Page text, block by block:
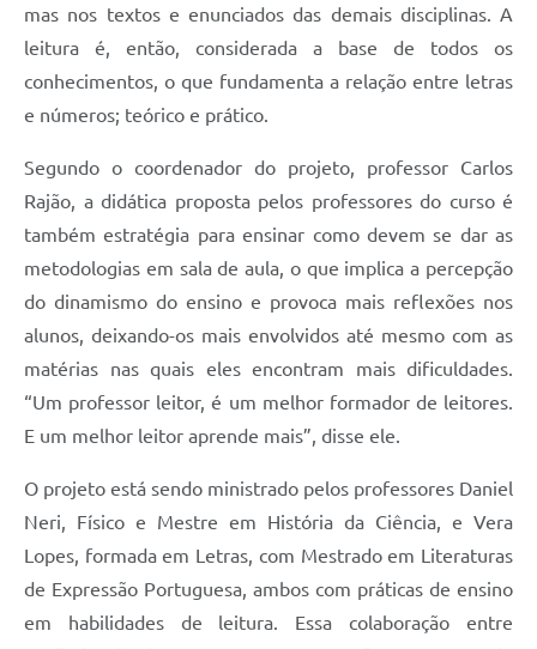
Galeria de Vídeos
Projetos
Serviços Online
Telefones Úteis
Diário Oficial
mas nos textos e enunciados das demais disciplinas. A
leitura é, então, considerada a base de todos os
conhecimentos, o que fundamenta a relação entre letras
e números; teórico e prático.
Segundo o coordenador do projeto, professor Carlos
Rajão, a didática proposta pelos professores do curso é
também estratégia para ensinar como devem se dar as
metodologias em sala de aula, o que implica a percepção
do dinamismo do ensino e provoca mais reflexões nos
alunos, deixando-os mais envolvidos até mesmo com as
matérias nas quais eles encontram mais dificuldades.
“Um professor leitor, é um melhor formador de leitores.
E um melhor leitor aprende mais”, disse ele.
O projeto está sendo ministrado pelos professores Daniel
Neri, Físico e Mestre em História da Ciência, e Vera
Lopes, formada em Letras, com Mestrado em Literaturas
de Expressão Portuguesa, ambos com práticas de ensino
em habilidades de leitura. Essa colaboração entre